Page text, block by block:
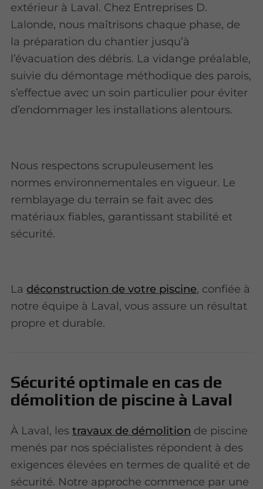
extérieur à Laval. Chez Entreprises D.
Lalonde, nous maîtrisons chaque phase, de
la préparation du chantier jusqu’à
l’évacuation des débris. La vidange préalable,
suivie du démontage méthodique des parois,
s’effectue avec un soin particulier pour éviter
d’endommager les installations alentours.
Nous respectons scrupuleusement les
normes environnementales en vigueur. Le
remblayage du terrain se fait avec des
matériaux fiables, garantissant stabilité et
sécurité.
La déconstruction de votre piscine, confiée à
notre équipe à Laval, vous assure un résultat
propre et durable.
Sécurité optimale en cas de
démolition de piscine à Laval
À Laval, lestravaux de démolition de piscine
menés par nos spécialistes répondent à des
exigences élevées en termes de qualité et de
sécurité. Notre approche commence par une